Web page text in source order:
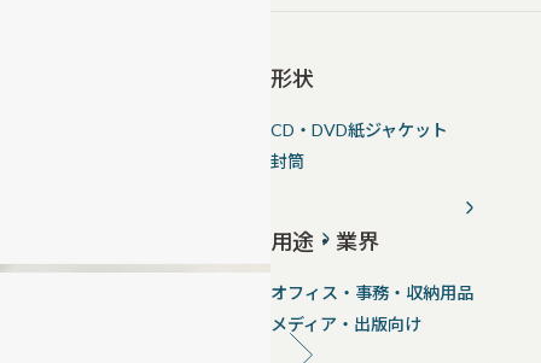
形状
CD・DVD紙ジャケット
封筒
用途・業界
オフィス・事務・収納用品
メディア・出版向け